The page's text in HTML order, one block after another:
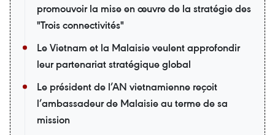
promouvoir la mise en œuvre de la stratégie des
"Trois connectivités"
Le Vietnam et la Malaisie veulent approfondir
leur partenariat stratégique global
Le président de l’AN vietnamienne reçoit
l’ambassadeur de Malaisie au terme de sa
mission